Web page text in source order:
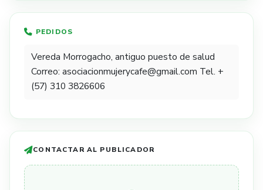
PEDIDOS
Vereda Morrogacho, antiguo puesto de salud
Correo: asociacionmujerycafe@gmail.com Tel. +
(57) 310 3826606​​
CONTACTAR AL PUBLICADOR